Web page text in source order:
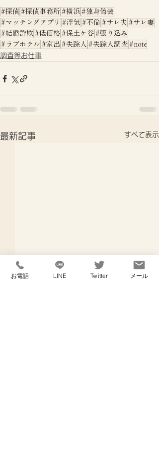
#探偵 #探偵事務所 #横浜 #独身偽装
#マッチングアプリ #浮気 #不倫 #サレ夫 #サレ妻
#結婚詐欺 #低価格 #保土ケ谷 #張り込み
#ラブホテル #家出 #失踪人 #失踪人調査 #note
調査等お仕事
最新記事 すべて表示
お電話 LINE Twitter メール